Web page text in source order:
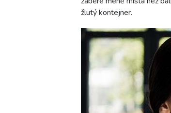
žlutý kontejner.